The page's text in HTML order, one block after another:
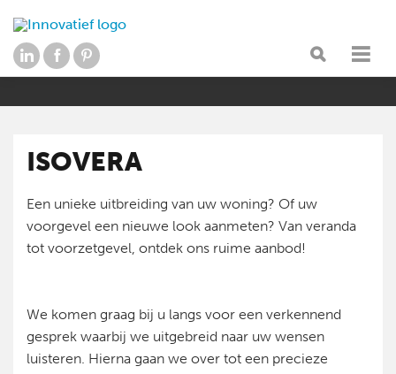
ISOVERA
Een unieke uitbreiding van uw woning? Of uw
voorgevel een nieuwe look aanmeten? Van veranda
tot voorzetgevel, ontdek ons ruime aanbod!
We komen graag bij u langs voor een verkennend
gesprek waarbij we uitgebreid naar uw wensen
luisteren. Hierna gaan we over tot een precieze